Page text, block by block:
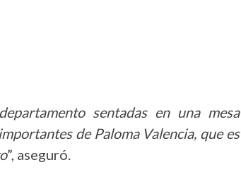
sentadas en una mesa
de Paloma Valencia, que es
”, aseguró.